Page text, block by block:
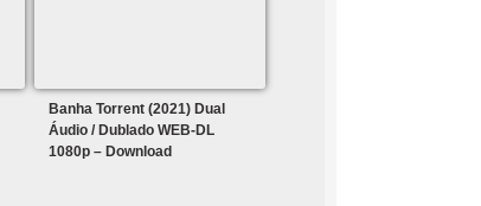
Banha Torrent (2021) Dual
Áudio / Dublado WEB-DL
1080p – Download